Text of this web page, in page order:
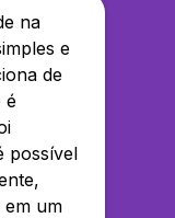
na
e
de
é
possível
em um